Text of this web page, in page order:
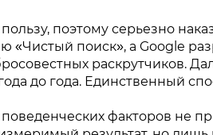
поэтому серьезно
«Чистый поиск», а Google
раскрутчиков.
до года. Единственный
факторов не